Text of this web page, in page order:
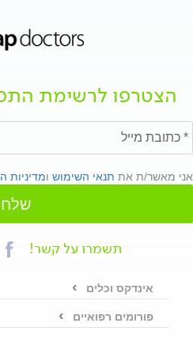
הצטרפו לרשימת
אני מאשר/ת את תנאי השימוש ומדיניות
שלח
תשמרו על קשר!
אינדקס וכלים
פורומים רפואיים